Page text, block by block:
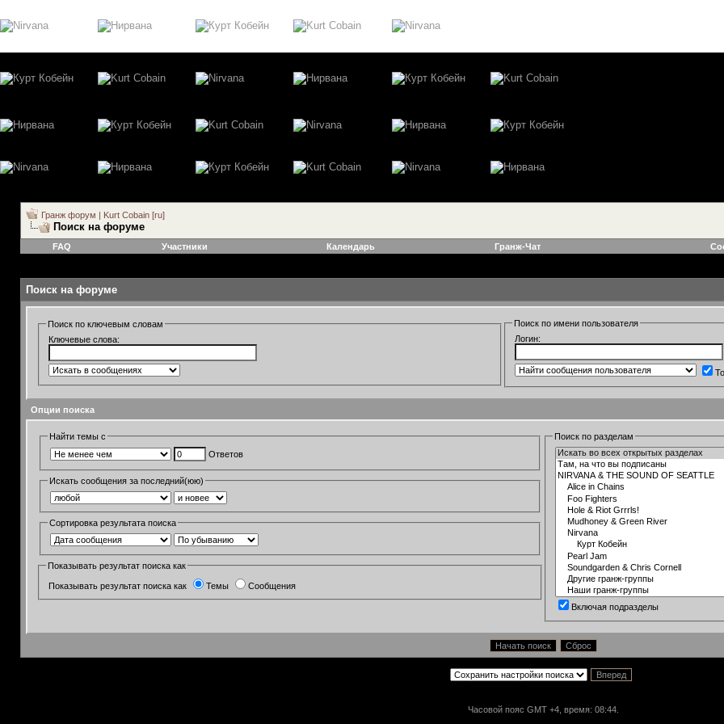
Гранж форум | Kurt Cobain [ru]
Поиск на форуме
FAQ
Участники Календарь Гранж-Чат
Поиск на форуме
Поиск по ключевым словам
Ключевые слова:
Поиск по имени пользователя
Логин:
Опции поиска
Найти темы с
Ответов
Искать сообщения за последний(юю)
Сортировка результата поиска
Показывать результат поиска как
Показывать результат поиска как Темы Сообщения
Поиск по разделам
Включая подразделы
Часовой пояс GMT +4, время: 08:44.